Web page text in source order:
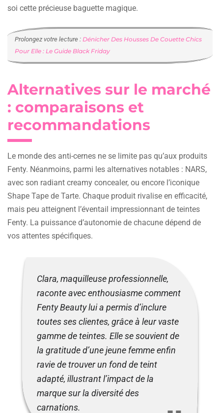
soi cette précieuse baguette magique.
Prolongez votre lecture : Dénicher Des Housses De Couette Chics
Pour Elle : Le Guide Black Friday
Alternatives sur le marché
: comparaisons et
recommandations
Le monde des anti-cernes ne se limite pas qu’aux produits
Fenty. Néanmoins, parmi les alternatives notables : NARS,
avec son radiant creamy concealer, ou encore l’iconique
Shape Tape de Tarte. Chaque produit rivalise en efficacité,
mais peu atteignent l’éventail impressionnant de teintes
Fenty. La puissance d’autonomie de chacune dépend de
vos attentes spécifiques.
Clara, maquilleuse professionnelle,
raconte avec enthousiasme comment
Fenty Beauty lui a permis d’inclure
toutes ses clientes, grâce à leur vaste
gamme de teintes. Elle se souvient de
la gratitude d’une jeune femme enfin
ravie de trouver un fond de teint
adapté, illustrant l’impact de la
marque sur la diversité des
carnations.